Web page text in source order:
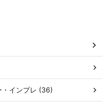
・インプレ (36)